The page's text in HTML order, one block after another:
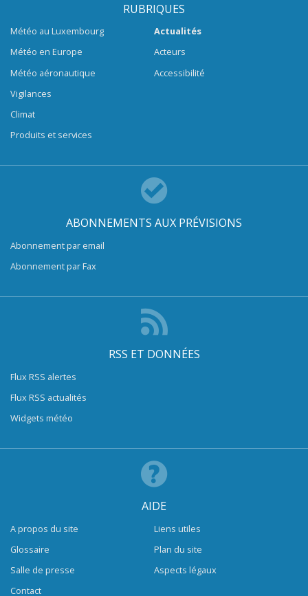
RUBRIQUES
Météo au Luxembourg
Météo en Europe
Météo aéronautique
Vigilances
Climat
Produits et services
Actualités
Acteurs
Accessibilité
ABONNEMENTS AUX PRÉVISIONS
Abonnement par email
Abonnement par Fax
RSS ET DONNÉES
Flux RSS alertes
Flux RSS actualités
Widgets météo
AIDE
A propos du site
Glossaire
Salle de presse
Contact
Liens utiles
Plan du site
Aspects légaux